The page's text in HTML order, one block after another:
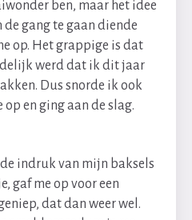
ben, maar het idee
gang te gaan diende
op. Het grappige is dat
werd dat ik dit jaar
Dus snorde ik ook
en ging aan de slag.
indruk van mijn baksels
gaf me op voor een
dat dan weer wel.